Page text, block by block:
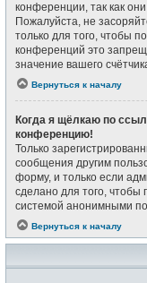
конференции, так как
Пожалуйста, не
только для того, чтобы
конференций это
значение вашего
Вернуться к началу
Когда я щёлкаю по
конференцию!
Только
сообщения другим
форму, и только если
сделано для того, чтобы
системой анонимными
Вернуться к началу